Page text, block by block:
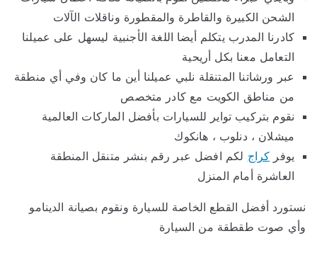
الشحن الكبيرة والقاطرة والمقطورة وناقلات الآلات
كادرنا المدرب يتكلم أيضا اللغة الأجنبية ليسهل على عميلنا
التعامل معنا بكل أريحية
عبر ورشاتنا المتنقلة نلبي عميلنا أين ما كان وفي أي منطقة
من مناطق الكويت مع كادر متخصص
نقوم بتركيب تواير للسيارات بأفضل الماركات العالمية
ميشلان ، دنلوب ، هانكوك
يوفر كراج لكم افضل عبر رقم بنشر متنقل المنطقة
العاشرة أمام المنزل
نستورد أفضل القطع الخاصة للسيارة ونقوم بصيانة الدينامو
وأي صوت طقطقة من السيارة